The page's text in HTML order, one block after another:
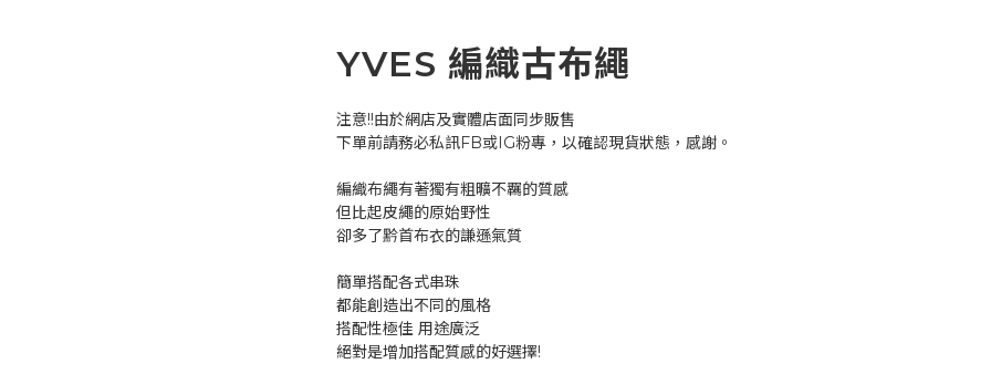
YVES 編織古布繩
注意!!由於網店及實體店面同步販售
下單前請務必私訊FB或IG粉專，以確認現貨狀態，感謝。
編織布繩有著獨有粗曠不羈的質感
但比起皮繩的原始野性
卻多了黔首布衣的謙遜氣質
簡單搭配各式串珠
都能創造出不同的風格
搭配性極佳 用途廣泛
絕對是增加搭配質感的好選擇!